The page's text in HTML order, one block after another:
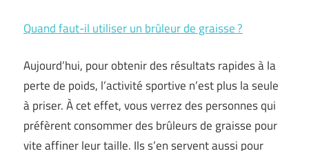
Quand faut-il utiliser un brûleur de graisse ?
Aujourd’hui, pour obtenir des résultats rapides à la
perte de poids, l’activité sportive n’est plus la seule
à priser. À cet effet, vous verrez des personnes qui
préfèrent consommer des brûleurs de graisse pour
vite affiner leur taille. Ils s’en servent aussi pour